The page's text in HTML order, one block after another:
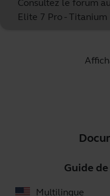
Consultez le forum
Elite 7 Pro - Titanium
Guide
Multilingue